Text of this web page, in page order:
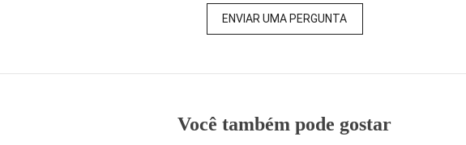
ENVIAR UMA PERGUNTA
Você também pode gostar